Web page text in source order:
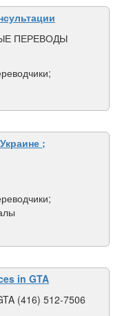
ПЕРЕВОДЫ
;
in GTA
(416) 512-7506